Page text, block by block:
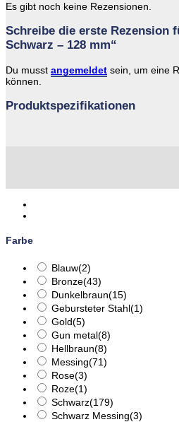
Es gibt noch keine Rezensionen.
Schreibe die erste Rezension
Schwarz – 128 mm“
Du musst angemeldet sein, um eine
können.
Produktspezifikationen
Farbe
Blauw(2)
Bronze(43)
Dunkelbraun(15)
Gebursteter Stahl(1)
Gold(5)
Gun metal(8)
Hellbraun(8)
Messing(71)
Rose(3)
Roze(1)
Schwarz(179)
Schwarz Messing(3)